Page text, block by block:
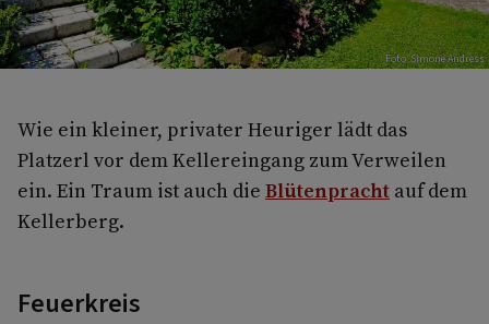
Foto: Simone Andress
Wie ein kleiner, privater Heuriger lädt das
Platzerl vor dem Kellereingang zum Verweilen
ein. Ein Traum ist auch die Blütenpracht auf dem
Kellerberg.
Feuerkreis